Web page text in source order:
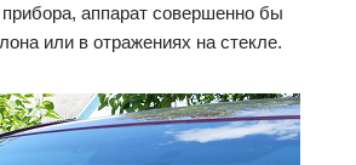
аппарат совершенно бы
или в отражениях на стекле.